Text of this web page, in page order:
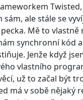
ale stále se
Mě to vlastně
synchronní kód
Jenže když
vlastního
už to začal být
má v sobě nějaký